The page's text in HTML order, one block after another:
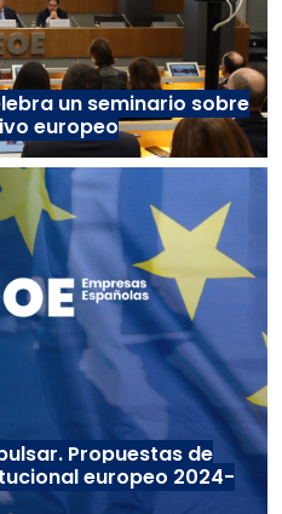
un seminario sobre
europeo
Propuestas de
europeo 2024-